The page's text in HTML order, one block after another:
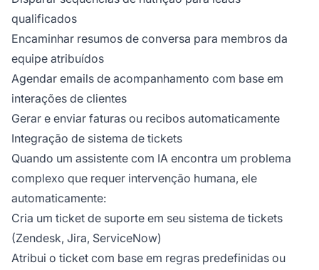
qualificados
Encaminhar resumos de conversa para membros da
equipe atribuídos
Agendar emails de acompanhamento com base em
interações de clientes
Gerar e enviar faturas ou recibos automaticamente
Integração de sistema de tickets
Quando um assistente com IA encontra um problema
complexo que requer intervenção humana, ele
automaticamente:
Cria um ticket de suporte em seu sistema de tickets
(Zendesk, Jira, ServiceNow)
Atribui o ticket com base em regras predefinidas ou